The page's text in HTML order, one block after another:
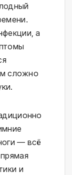
а
сложно
— всё
и